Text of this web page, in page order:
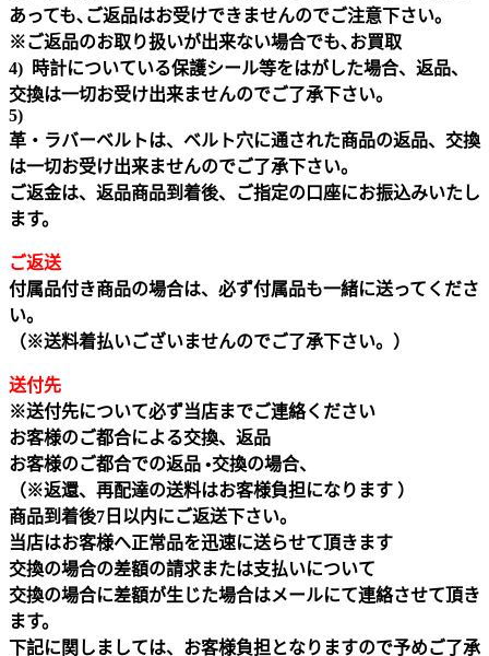
あっても､ご返品はお受けできませんのでご注意下さい｡
※ご返品のお取り扱いが出来ない場合でも､お買取
4) 時計についている保護シール等をはがした場合、返品、
交換は一切お受け出来ませんのでご了承下さい。
5)
革・ラバーベルトは、ベルト穴に通された商品の返品、交換
は一切お受け出来ませんのでご了承下さい。
ご返金は、返品商品到着後、ご指定の口座にお振込みいたし
ます。
ご返送
付属品付き商品の場合は、必ず付属品も一緒に送ってくださ
い。
（※送料着払いございませんのでご了承下さい。）
送付先
※送付先について必ず当店までご連絡ください
お客様のご都合による交換、返品
お客様のご都合での返品 •交換の場合、
（※返還、再配達の送料はお客様負担になります ）
商品到着後7日以内にご返送下さい。
当店はお客様へ正常品を迅速に送らせて頂きます
交換の場合の差額の請求または支払いについて
交換の場合に差額が生じた場合はメールにて連絡させて頂き
ます。
下記に関しましては、お客様負担となりますので予めご了承